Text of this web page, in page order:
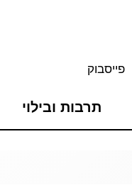
פייסבוק
תרבות ובילוי